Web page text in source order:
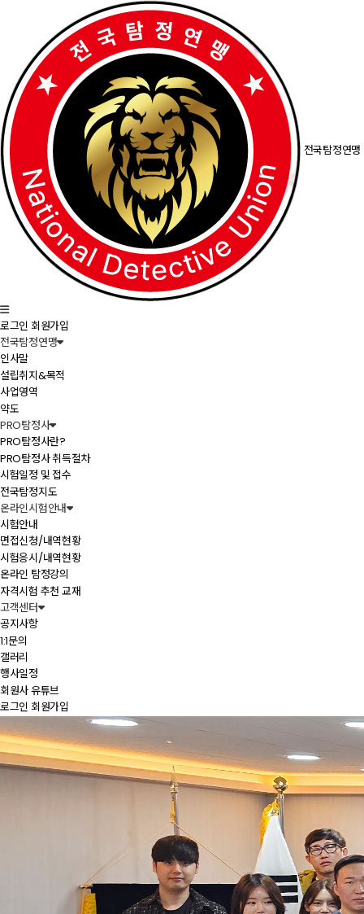
전국탐정연맹
로그인 회원가입
전국탐정연맹
인사말
설립취지&목적
사업영역
약도
PRO탐정사
PRO탐정사란?
PRO탐정사 취득절차
시험일정 및 접수
전국탐정지도
온라인시험안내
시험안내
면접신청/내역현황
시험응시/내역현황
온라인 탐정강의
자격시험 추천 교재
고객센터
공지사항
1:1문의
갤러리
행사일정
회원사 유튜브
로그인 회원가입